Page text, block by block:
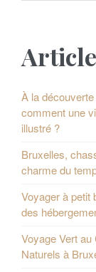
À la
comment une
illustré ?
Bruxelles,
charme du
Voyager à petit
des
Voyage Vert
Naturels à